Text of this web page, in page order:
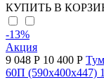
КУПИТЬ В
-13%
Акция
9 048 Р 10 400 Р
60П (590х400х447)